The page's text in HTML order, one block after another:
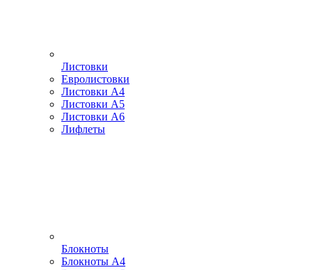
Листовки
Евролистовки
Листовки А4
Листовки А5
Листовки А6
Лифлеты
Блокноты
Блокноты А4